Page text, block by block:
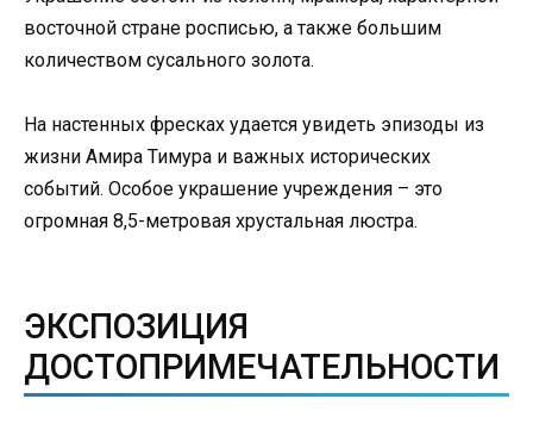
восточной стране росписью, а также большим
количеством сусального золота.
На настенных фресках удается увидеть эпизоды из
жизни Амира Тимура и важных исторических
событий. Особое украшение учреждения – это
огромная 8,5-метровая хрустальная люстра.
ЭКСПОЗИЦИЯ
ДОСТОПРИМЕЧАТЕЛЬНОСТИ